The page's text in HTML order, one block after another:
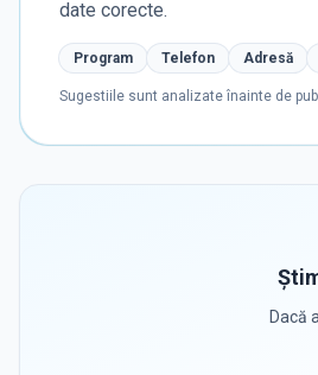
date corecte.
Program Telefon Adresă
Sugestiile sunt analizate înainte de
Dacă